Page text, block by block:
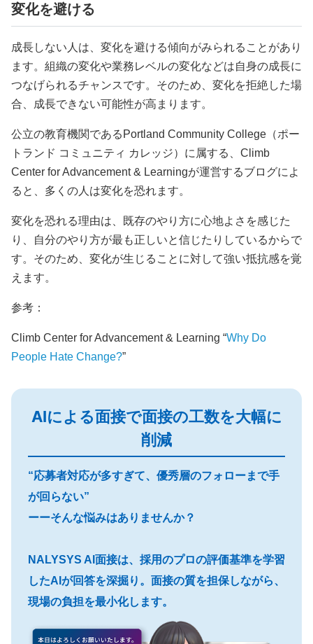
変化を避ける
成長しない人は、変化を避ける傾向がみられることがあり
ます。組織の変化や業務レベルの変化などは自身の成長に
つなげられるチャンスです。そのため、変化を拒絶した場
合、成長できない可能性が高まります。
公立の教育機関であるPortland Community College（ポー
トランド コミュニティ カレッジ）に属する、Climb
Center for Advancement & Learningが運営するブログによ
ると、多くの人は変化を恐れます。
変化を恐れる理由は、既存のやり方に心地よさを感じた
り、自分のやり方が最も正しいと信じたりしているからで
す。そのため、変化が生じることに対して強い抵抗感を覚
えます。
参考：
Climb Center for Advancement & Learning “Why Do
People Hate Change?”
AIによる面接で面接の工数を大幅に
削減
“応募者対応が多すぎて、優秀層のフォローまで手
が回らない”
ーーそんな悩みはありませんか？
NALYSYS AI面接は、採用のプロの評価基準を学習
したAIが回答を深掘り。面接の質を担保しながら、
現場の負担を最小化します。